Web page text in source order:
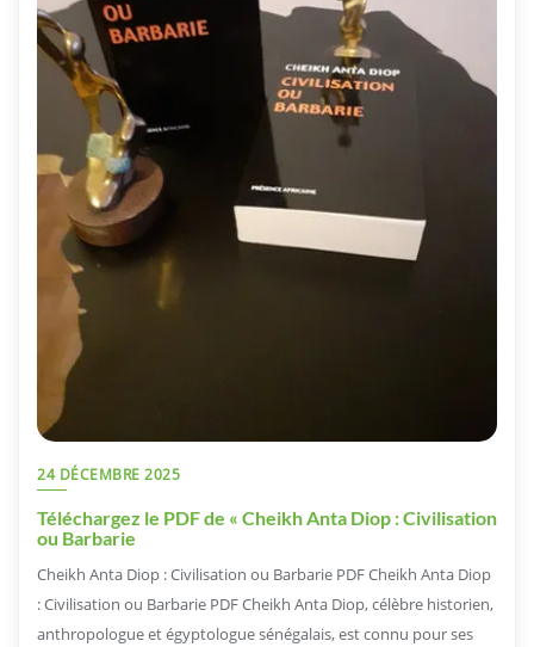
24 DÉCEMBRE 2025
Téléchargez le PDF de « Cheikh Anta Diop : Civilisation
ou Barbarie
Cheikh Anta Diop : Civilisation ou Barbarie PDF Cheikh Anta Diop
: Civilisation ou Barbarie PDF Cheikh Anta Diop, célèbre historien,
anthropologue et égyptologue sénégalais, est connu pour ses